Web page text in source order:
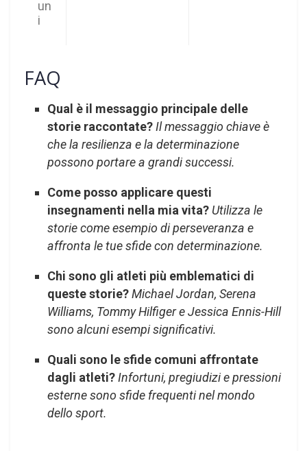
un
i
FAQ
Qual è il messaggio principale delle
storie raccontate? Il messaggio chiave è
che la resilienza e la determinazione
possono portare a grandi successi.
Come posso applicare questi
insegnamenti nella mia vita? Utilizza le
storie come esempio di perseveranza e
affronta le tue sfide con determinazione.
Chi sono gli atleti più emblematici di
queste storie? Michael Jordan, Serena
Williams, Tommy Hilfiger e Jessica Ennis-Hill
sono alcuni esempi significativi.
Quali sono le sfide comuni affrontate
dagli atleti? Infortuni, pregiudizi e pressioni
esterne sono sfide frequenti nel mondo
dello sport.